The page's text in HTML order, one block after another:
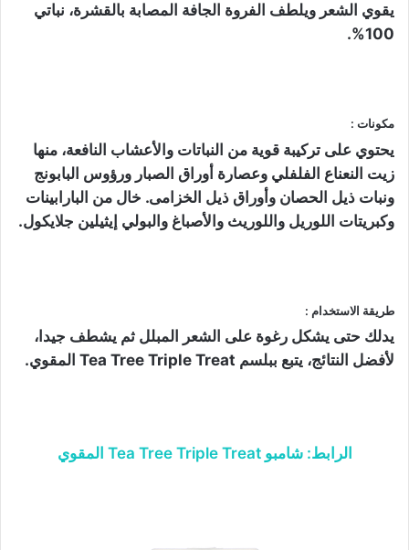
يقوي الشعر ويلطف الفروة الجافة المصابة بالقشرة، نباتي
100%.
مكونات :
يحتوي على تركيبة قوية من النباتات والأعشاب النافعة، منها
زيت النعناع الفلفلي وعصارة أوراق الصبار ورؤوس البابونج
ونبات ذيل الحصان وأوراق ذيل الخزامى. خال من البارابينات
وكبريتات اللوريل واللوريث والأصباغ والبولي إيثيلين جلايكول.
طريقة الاستخدام :
يدلك حتى يشكل رغوة على الشعر المبلل ثم يشطف جيدا،
لأفضل النتائج، يتبع ببلسم Tea Tree Triple Treat المقوي.
الرابط: شامبو Tea Tree Triple Treat المقوي